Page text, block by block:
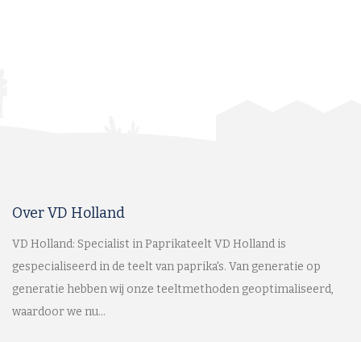
Over VD Holland
VD Holland: Specialist in Paprikateelt VD Holland is
gespecialiseerd in de teelt van paprika's. Van generatie op
generatie hebben wij onze teeltmethoden geoptimaliseerd,
waardoor we nu...